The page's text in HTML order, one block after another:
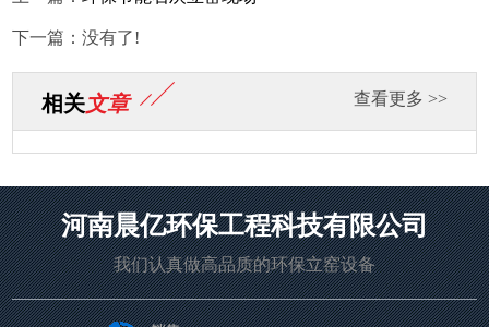
下一篇：没有了!
相关文章 查看更多 >>
河南晨亿环保工程科技有限公司
我们认真做高品质的环保立窑设备